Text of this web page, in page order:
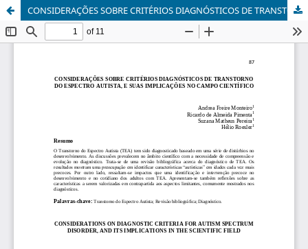
CONSIDERAÇÕES SOBRE CRITÉRIOS DIAGNÓSTICOS DE TRANSTORNO DO ESPECTRO AUTISTA, E SUAS IMPLICAÇÕES NO CAMPO CIENTÍFICO